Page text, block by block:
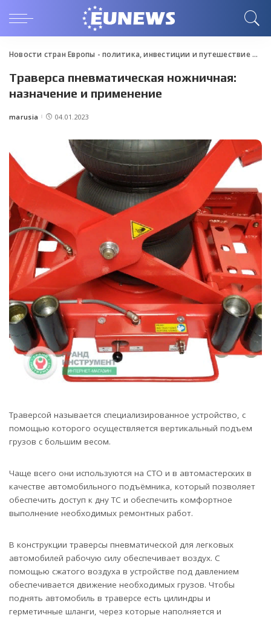
Новости стран Европы - политика, инвестиции и путешествие>
Траверса пневматическая ножничная:
назначение и применение
Posted
marusia 04.01.2023
Траверсой называется специализированное устройство, с
помощью которого осуществляется вертикальный подъем
грузов с большим весом.
Чаще всего они используются на СТО и в автомастерских в
качестве автомобильного подъёмника, который позволяет
обеспечить доступ к дну ТС и обеспечить комфортное
выполнение необходимых ремонтных работ.
В конструкции траверсы пневматической для легковых
автомобилей рабочую силу обеспечивает воздух. С
помощью сжатого воздуха в устройстве под давлением
обеспечивается движение необходимых грузов. Чтобы
поднять автомобиль в траверсе есть цилиндры и
герметичные шланги, через которые наполняется и